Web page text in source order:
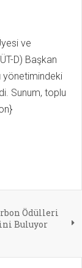
ve
D) Başkan
yönetimindeki
Sunum, toplu
Ödülleri
Buluyor